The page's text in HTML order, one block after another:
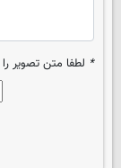
* لطفا متن تصویر